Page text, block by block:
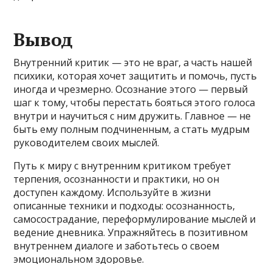
Вывод
Внутренний критик — это не враг, а часть нашей
психики, которая хочет защитить и помочь, пусть
иногда и чрезмерно. Осознание этого — первый
шаг к тому, чтобы перестать бояться этого голоса
внутри и научиться с ним дружить. Главное — не
быть ему полным подчиненным, а стать мудрым
руководителем своих мыслей.
Путь к миру с внутренним критиком требует
терпения, осознанности и практики, но он
доступен каждому. Используйте в жизни
описанные техники и подходы: осознанность,
самосострадание, переформулирование мыслей и
ведение дневника. Упражняйтесь в позитивном
внутреннем диалоге и заботьтесь о своем
эмоциональном здоровье.